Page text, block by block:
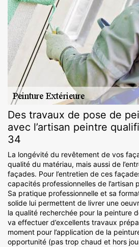
Des travaux de pose de
avec l’artisan peintre
34
La longévité du revêtement de vos
qualité du matériau, mais aussi de
façades. Pour l’entretien de ces
capacités professionnelles de l’artisan
Sa pratique professionnelle et sa
solide lui permettent de livrer une
la qualité recherchée pour la peinture
va effectuer d’excellents travaux
moment pour l’application de la
opportunité (pas trop chaud et hors